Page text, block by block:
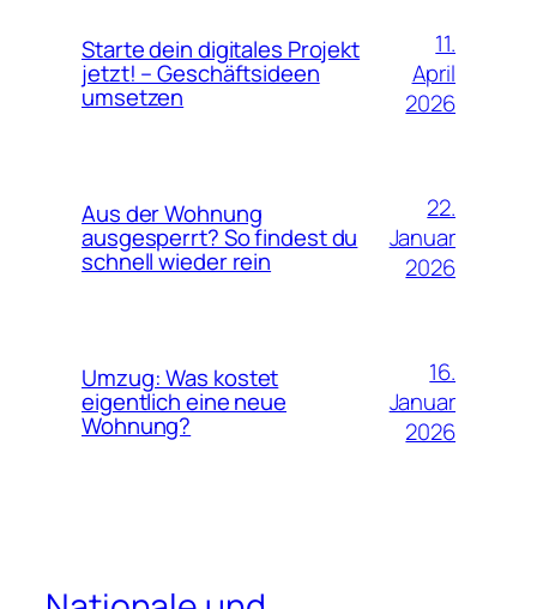
Starte dein digitales Projekt
jetzt! – Geschäftsideen
umsetzen
11.
April
2026
Aus der Wohnung
ausgesperrt? So findest du
schnell wieder rein
22.
Januar
2026
Umzug: Was kostet
eigentlich eine neue
Wohnung?
16.
Januar
2026